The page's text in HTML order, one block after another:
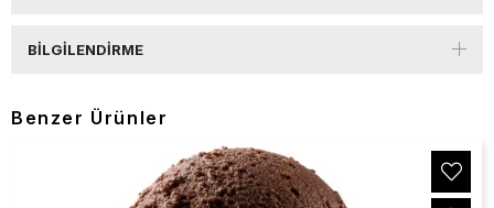
BILGILENDIRME
Benzer Ürünler